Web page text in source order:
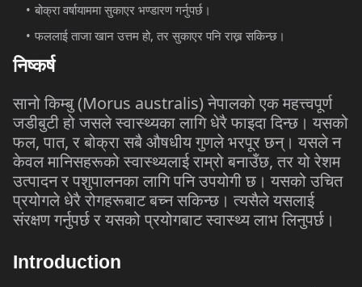
बोक्रा वर्षायाममा सुकाएर भण्डारण गर्नुपर्छ।
फललाई ताजा खान उत्तम हो, तर सुकाएर पनि राख्न सकिन्छ।
निष्कर्ष
सानो किम्बु (Morus australis) नेपालको एक महत्त्वपूर्ण
जडीबुटी हो जसले स्वास्थ्यका लागि धेरै फाइदा दिन्छ। यसको
फल, पात, र बोक्रा सबै औषधीय गुणले भरपूर छन्। यसले न
केवल मानिसहरूको स्वास्थ्यलाई राम्रो बनाउँछ, तर यो रेशम
उत्पादन र पशुपालनका लागि पनि उपयोगी छ। यसको उचित
प्रयोगले धेरै रोगहरूबाट बच्न सकिन्छ। त्यसैले यसलाई
संरक्षण गर्नुपर्छ र यसको प्रयोगबाट स्वास्थ्य लाभ लिनुपर्छ।
Introduction